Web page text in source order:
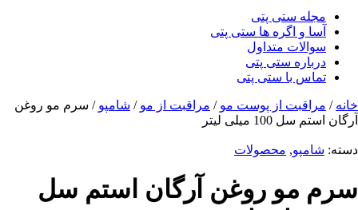
مجله ستی پتی
آسا و اگره ها ستی پتی
سوالات متداول
درباره ستی پتی
تماس با ستی پتی
خانه / مراقبت از پوست مو / مراقبت از مو / شامپو / سرم مو روغن
آرگان استم سل 100 میلی لیتر
دسته: شامپو, محصولات
سرم مو روغن آرگان استم سل